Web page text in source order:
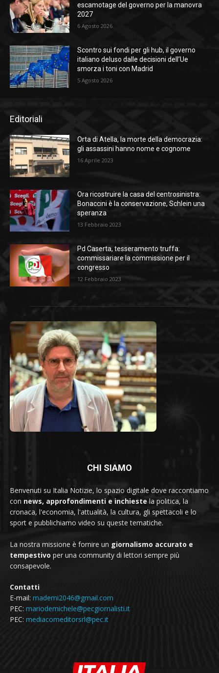
escamotage del governo per la manovra
2027
6 Agosto 2026
Scontro sui fondi per gli hub, il governo
italiano deluso dalle decisioni dell’Ue
smorza i toni con Madrid
5 Agosto 2026
Editoriali
Orta di Atella, la morte della democrazia:
gli assassini hanno nome e cognome
16 Aprile 2023
Ora ricostruire la casa del centrosinistra:
Bonaccini è la conservazione, Schlein una
speranza
13 Febbraio 2023
Pd Caserta, tesseramento truffa:
commissariare la commissione per il
congresso
12 Febbraio 2023
CHI SIAMO
Benvenuti su Italia Notizie, lo spazio digitale dove raccontiamo
con news, approfondimenti e inchieste la politica, la
cronaca, l'economia, l'attualità, la cultura, gli spettacoli e lo
sport e pubblichiamo video su queste tematiche.
La nostra missione è fornire un giornalismo accurato e
tempestivo per una community di lettori sempre più
consapevole.
Contatti
E-mail: mademi2046@gmail.com
PEC: mariodemichele@pecgiornalisti.it
PEC: mediacomeditorsrl@pec.it